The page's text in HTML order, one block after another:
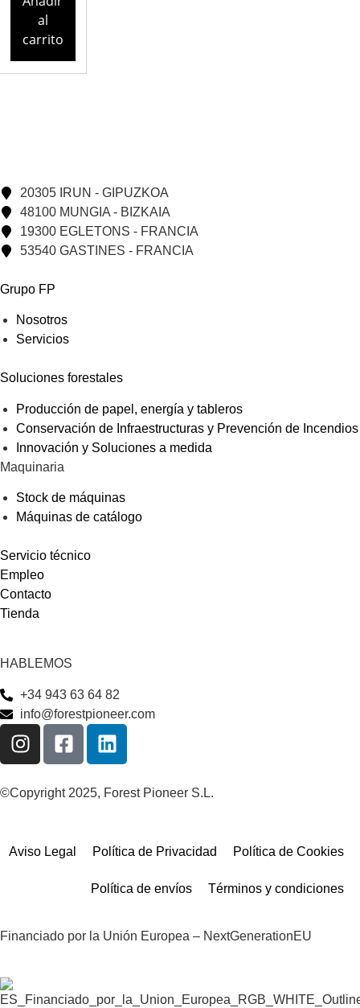
al
carrito
20305 IRUN - GIPUZKOA
48100 MUNGIA - BIZKAIA
19300 EGLETONS - FRANCIA
53540 GASTINES - FRANCIA
Grupo FP
Nosotros
Servicios
Soluciones forestales
Producción de papel, energía y tableros
Conservación de Infraestructuras y Prevención de Incendios
Innovación y Soluciones a medida
Maquinaria
Stock de máquinas
Máquinas de catálogo
Servicio técnico
Empleo
Contacto
Tienda
HABLEMOS
+34 943 63 64 82
info@forestpioneer.com
©Copyright 2025, Forest Pioneer S.L.
Aviso Legal Política de Privacidad Política de Cookies
Política de envíos Términos y condiciones
Financiado por la Unión Europea – NextGenerationEU